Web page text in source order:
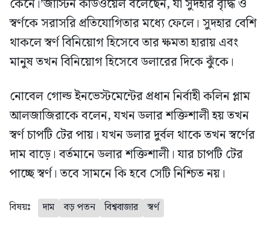
কেনে।’জাস্টিন কার্ডওয়েল বলেছেন, যা সুদহার বৃদ্ধি ও
স্বর্ণকে সরাসরি প্রতিযোগিতার মধ্যে ফেলে। সুদহার বেশি
থাকলে স্বর্ণ বিনিয়োগ হিসেবে তার ক্ষমতা হারায় এবং
মানুষ তখন বিনিয়োগ হিসেবে ডলারের দিকে ঝুঁকে।
নোবেল গোল্ড ইনভেস্টমেন্টের প্রধান নির্বাহী কলিন প্লাম
আলজাজিরাকে বলেন, যখন ডলার শক্তিশালী হয় তখন
স্বর্ণ চাপটি টের পায়। যখন ডলার দুর্বল থাকে তখন স্বর্ণের
দাম বাড়ে। বর্তমানে ডলার শক্তিশালী। যার চাপটি টের
পাচ্ছে স্বর্ণ। তবে সামনে কি হবে সেটি নিশ্চিত নয়।
বিষয়ঃ দাম বড় পতন বিশ্ববাজার স্বর্ণ